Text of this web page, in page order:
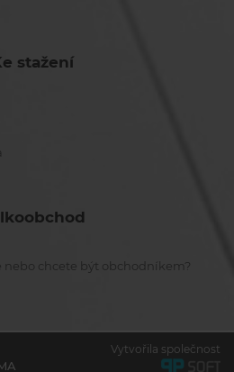
stažení
nebo chcete být obchodníkem?
Vytvořila společnost